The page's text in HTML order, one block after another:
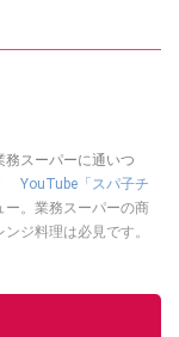
スーパーに通いつ
YouTube「スパ子チ
ー。業務スーパーの商
ジ料理は必見です。
の他の記事を読む